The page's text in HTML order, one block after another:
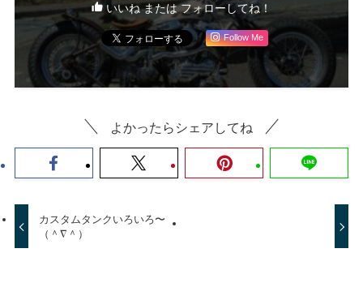
いいね または フォローしてね！
Follow Me
よかったらシェアしてね
カスタムタンクいろいろ〜
（＾∇＾）